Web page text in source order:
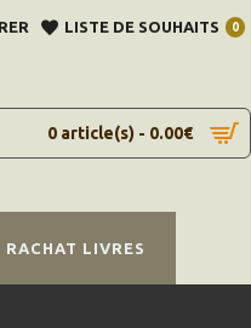
LISTE DE SOUHAITS 0
0 article(s) - 0.00€
RACHAT LIVRES